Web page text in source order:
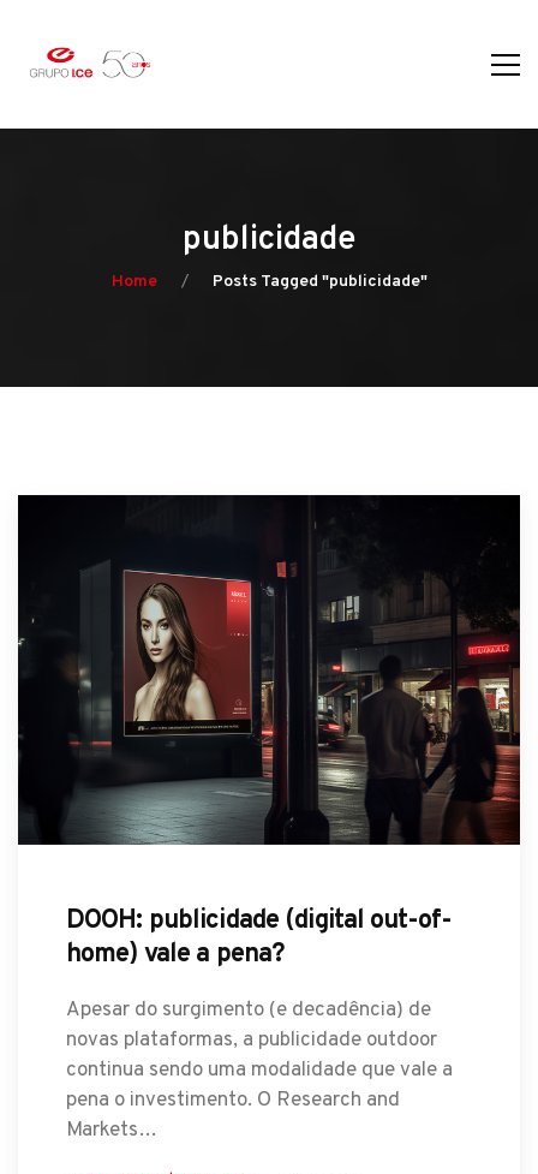
publicidade
Home Posts Tagged "publicidade"
DOOH: publicidade (digital out-of-
home) vale a pena?
Apesar do surgimento (e decadência) de
novas plataformas, a publicidade outdoor
continua sendo uma modalidade que vale a
pena o investimento. O Research and
Markets…